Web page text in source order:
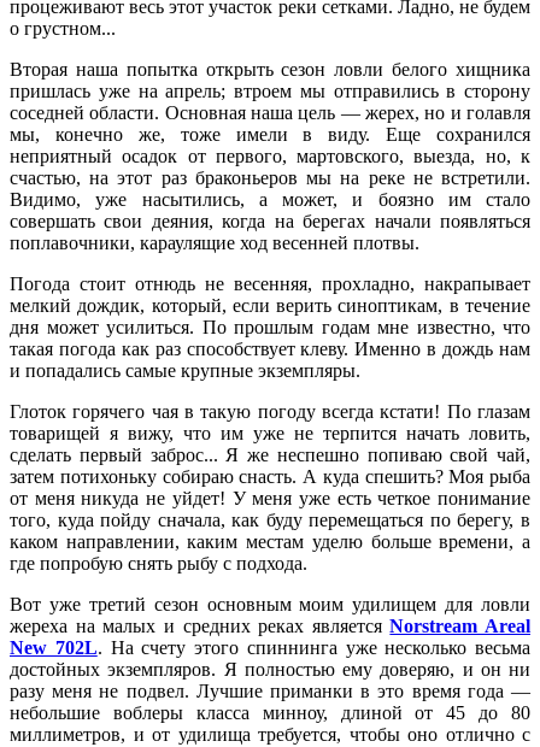
процеживают весь этот участок реки сетками. Ладно, не будем
о грустном...
Вторая наша попытка открыть сезон ловли белого хищника
пришлась уже на апрель; втроем мы отправились в сторону
соседней области. Основная наша цель — жерех, но и голавля
мы, конечно же, тоже имели в виду. Еще сохранился
неприятный осадок от первого, мартовского, выезда, но, к
счастью, на этот раз браконьеров мы на реке не встретили.
Видимо, уже насытились, а может, и боязно им стало
совершать свои деяния, когда на берегах начали появляться
поплавочники, караулящие ход весенней плотвы.
Погода стоит отнюдь не весенняя, прохладно, накрапывает
мелкий дождик, который, если верить синоптикам, в течение
дня может усилиться. По прошлым годам мне известно, что
такая погода как раз способствует клеву. Именно в дождь нам
и попадались самые крупные экземпляры.
Глоток горячего чая в такую погоду всегда кстати! По глазам
товарищей я вижу, что им уже не терпится начать ловить,
сделать первый заброс... Я же неспешно попиваю свой чай,
затем потихоньку собираю снасть. А куда спешить? Моя рыба
от меня никуда не уйдет! У меня уже есть четкое понимание
того, куда пойду сначала, как буду перемещаться по берегу, в
каком направлении, каким местам уделю больше времени, а
где попробую снять рыбу с подхода.
Вот уже третий сезон основным моим удилищем для ловли
жереха на малых и средних реках являетсяNorstream Areal
New 702L. На счету этого спиннинга уже несколько весьма
достойных экземпляров. Я полностью ему доверяю, и он ни
разу меня не подвел. Лучшие приманки в это время года —
небольшие воблеры класса минноу, длиной от 45 до 80
миллиметров, и от удилища требуется, чтобы оно отлично с